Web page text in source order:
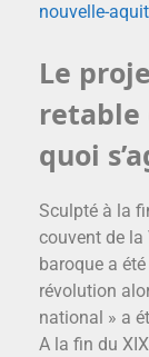
nouvelle-
Le
retable
quoi
Sculpté à la
couvent de
baroque a
révolution
national » a
A la fin du